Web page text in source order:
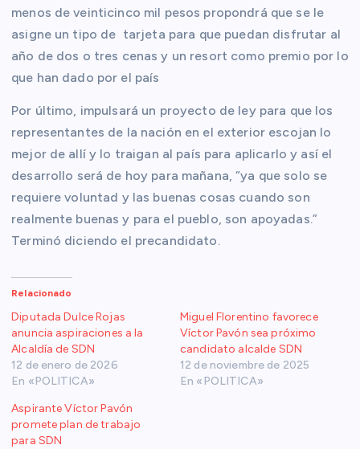
menos de veinticinco mil pesos propondrá que se le
asigne un tipo de tarjeta para que puedan disfrutar al
año de dos o tres cenas y un resort como premio por lo
que han dado por el país
Por último, impulsará un proyecto de ley para que los
representantes de la nación en el exterior escojan lo
mejor de allí y lo traigan al país para aplicarlo y así el
desarrollo será de hoy para mañana, “ya que solo se
requiere voluntad y las buenas cosas cuando son
realmente buenas y para el pueblo, son apoyadas.”
Terminó diciendo el precandidato.
Relacionado
Diputada Dulce Rojas
anuncia aspiraciones a la
Alcaldía de SDN
12 de enero de 2026
En «POLITICA»
Miguel Florentino favorece
Víctor Pavón sea próximo
candidato alcalde SDN
12 de noviembre de 2025
En «POLITICA»
Aspirante Víctor Pavón
promete plan de trabajo
para SDN